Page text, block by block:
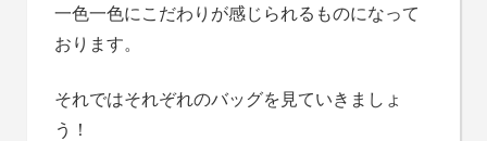
一色一色にこだわりが感じられるものになって
おります。
それではそれぞれのバッグを見ていきましょ
う！